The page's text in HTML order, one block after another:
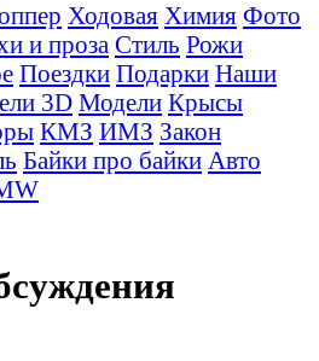
Ходовая Химия Фото
и проза Стиль Рожи
Поездки Подарки Наши
3D Модели Крысы
КМЗ ИМЗ Закон
Байки про байки Авто